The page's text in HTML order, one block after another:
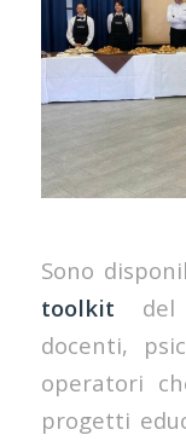
Sono
toolkit del
docenti,
operatori
progetti